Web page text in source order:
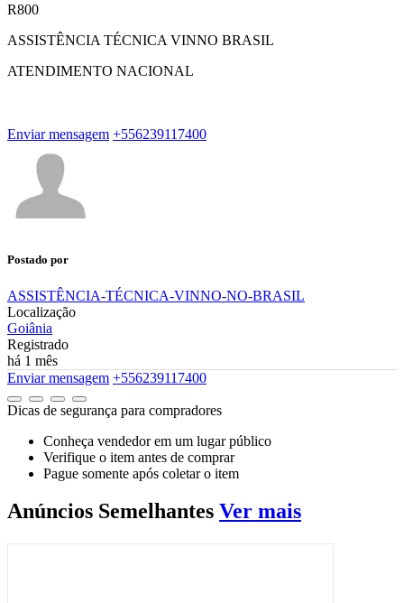
R800
ASSISTÊNCIA TÉCNICA VINNO BRASIL
ATENDIMENTO NACIONAL
Enviar mensagem +556239117400
Postado por
ASSISTÊNCIA-TÉCNICA-VINNO-NO-BRASIL
Localização
Goiânia
Registrado
há 1 mês
Enviar mensagem +556239117400
Dicas de segurança para compradores
Conheça vendedor em um lugar público
Verifique o item antes de comprar
Pague somente após coletar o item
Anúncios Semelhantes Ver mais